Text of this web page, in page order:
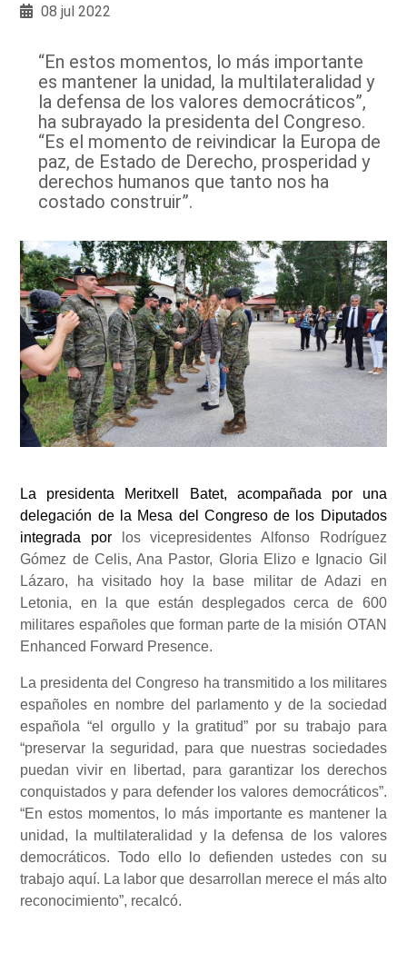
08 jul 2022
“En estos momentos, lo más importante
es mantener la unidad, la multilateralidad y
la defensa de los valores democráticos”,
ha subrayado la presidenta del Congreso.
“Es el momento de reivindicar la Europa de
paz, de Estado de Derecho, prosperidad y
derechos humanos que tanto nos ha
costado construir”.
La presidenta Meritxell Batet, acompañada por una
delegación de la Mesa del Congreso de los Diputados
integrada por
los vicepresidentes Alfonso Rodríguez
Gómez de Celis, Ana Pastor, Gloria Elizo e Ignacio Gil
Lázaro, ha visitado hoy la base militar de Adazi en
Letonia, en la que están desplegados cerca de 600
militares españoles que forman parte de la misión OTAN
Enhanced Forward Presence.
La presidenta del Congreso ha transmitido a los militares
españoles en nombre del parlamento y de la sociedad
española “el orgullo y la gratitud” por su trabajo para
“preservar la seguridad, para que nuestras sociedades
puedan vivir en libertad, para garantizar los derechos
conquistados y para defender los valores democráticos”.
“En estos momentos, lo más importante es mantener la
unidad, la multilateralidad y la defensa de los valores
democráticos. Todo ello lo defienden ustedes con su
trabajo aquí. La labor que desarrollan merece el más alto
reconocimiento”, recalcó.